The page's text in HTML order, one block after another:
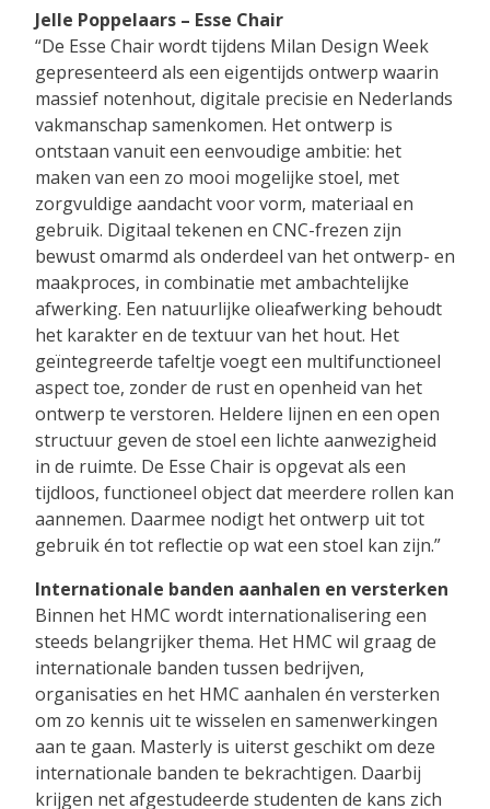
Jelle Poppelaars – Esse Chair
“De Esse Chair wordt tijdens Milan Design Week
gepresenteerd als een eigentijds ontwerp waarin
massief notenhout, digitale precisie en Nederlands
vakmanschap samenkomen. Het ontwerp is
ontstaan vanuit een eenvoudige ambitie: het
maken van een zo mooi mogelijke stoel, met
zorgvuldige aandacht voor vorm, materiaal en
gebruik. Digitaal tekenen en CNC-frezen zijn
bewust omarmd als onderdeel van het ontwerp- en
maakproces, in combinatie met ambachtelijke
afwerking. Een natuurlijke olieafwerking behoudt
het karakter en de textuur van het hout. Het
geïntegreerde tafeltje voegt een multifunctioneel
aspect toe, zonder de rust en openheid van het
ontwerp te verstoren. Heldere lijnen en een open
structuur geven de stoel een lichte aanwezigheid
in de ruimte. De Esse Chair is opgevat als een
tijdloos, functioneel object dat meerdere rollen kan
aannemen. Daarmee nodigt het ontwerp uit tot
gebruik én tot reflectie op wat een stoel kan zijn.”
Internationale banden aanhalen en versterken
Binnen het HMC wordt internationalisering een
steeds belangrijker thema. Het HMC wil graag de
internationale banden tussen bedrijven,
organisaties en het HMC aanhalen én versterken
om zo kennis uit te wisselen en samenwerkingen
aan te gaan. Masterly is uiterst geschikt om deze
internationale banden te bekrachtigen. Daarbij
krijgen net afgestudeerde studenten de kans zich